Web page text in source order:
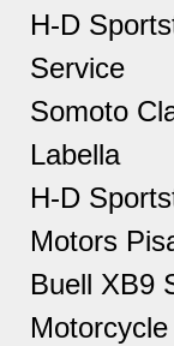
H-D
Service
Somoto
Labella
H-D
Motors
Buell XB9
Motorcycle